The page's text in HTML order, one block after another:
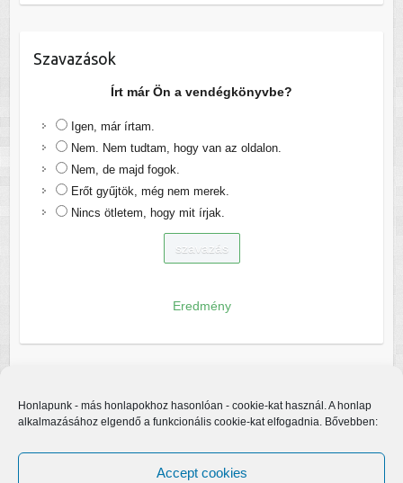
Honlapunk - más honlapokhoz hasonlóan - cookie-kat használ. A honlap
alkalmazásához elgendő a funkcionális cookie-kat elfogadnia. Bővebben:
Accept cookies
Szavazások
Írt már Ön a vendégkönyvbe?
Igen, már írtam.
Nem. Nem tudtam, hogy van az oldalon.
Nem, de majd fogok.
Erőt gyűjtök, még nem merek.
Nincs ötletem, hogy mit írjak.
Eredmény